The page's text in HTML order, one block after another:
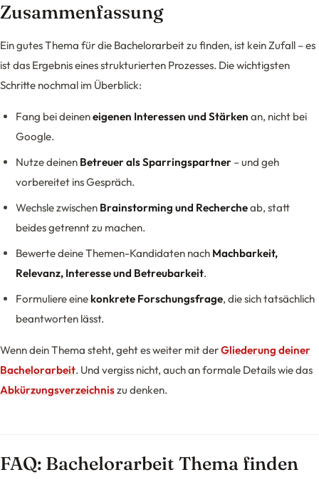
Zusammenfassung
Ein gutes Thema für die Bachelorarbeit zu finden, ist kein Zufall – es
ist das Ergebnis eines strukturierten Prozesses. Die wichtigsten
Schritte nochmal im Überblick:
Fang bei deineneigenen Interessen und Stärken an, nicht bei
Google.
Nutze deinen Betreuer als Sparringspartner – und geh
vorbereitet ins Gespräch.
Wechsle zwischen Brainstorming und Rechercheab, statt
beides getrennt zu machen.
Bewerte deine Themen-Kandidaten nach Machbarkeit,
Relevanz, Interesse und Betreubarkeit.
Formuliere einekonkrete Forschungsfrage, die sich tatsächlich
beantworten lässt.
Wenn dein Thema steht, geht es weiter mit derGliederung deiner
Bachelorarbeit. Und vergiss nicht, auch an formale Details wie das
Abkürzungsverzeichniszu denken.
FAQ: Bachelorarbeit Thema finden